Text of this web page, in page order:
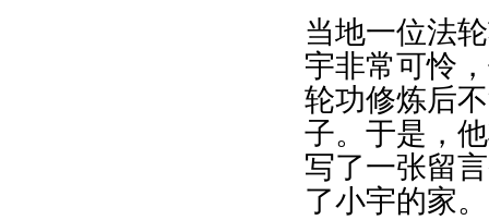
当地一位法
宇非常可怜
轮功修炼后
子。于是，
写了一张留
了小宇的家。